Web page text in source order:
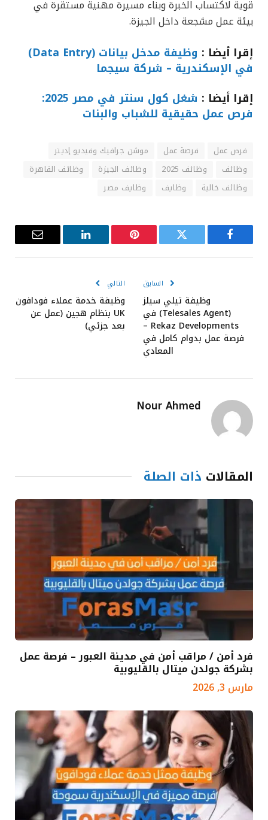
قوية لاكتساب الخبرة وبناء مسيرة مهنية مستقرة في
بيئة عمل مشجعة داخل الجيزة.
إقرا أيضا : وظيفة مدخل بيانات (Data Entry)
في الإسكندرية – شركة سيجما
إقرا أيضا :
شغل كول سنتر في مصر 2025:
فرص عمل حقيقية للشباب والبنات
فرص عمل فرصة عمل
موشن جرافيك وفيديو إديتر
وظائف
وظائف 2025 وظائف الجيزة
وظائف القاهرة
وظائف خالية
وظايف وظايف مصر
فيسبوك تويتر بينتيريست لينكدإن
البريد
السابق
وظيفة تيلي سيلز
(Telesales Agent) في
Rekaz Developments –
فرصة عمل بدوام كامل في
المعادي
التالي
وظيفة خدمة عملاء فودافون
UK بنظام هجين (عمل عن
بعد جزئي)
Nour Ahmed
المقالات ذات الصلة
فرد أمن / مراقب أمن في مدينة العبور – فرصة عمل
بشركة جولدن ميتال بالقليوبية
مارس 3, 2026